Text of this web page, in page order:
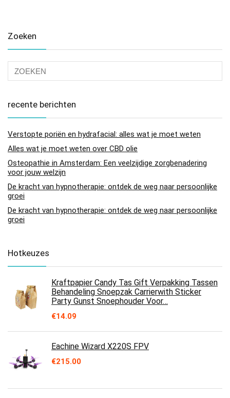
Zoeken
recente berichten
Verstopte poriën en hydrafacial: alles wat je moet weten
Alles wat je moet weten over CBD olie
Osteopathie in Amsterdam: Een veelzijdige zorgbenadering
voor jouw welzijn
De kracht van hypnotherapie: ontdek de weg naar persoonlijke
groei
De kracht van hypnotherapie: ontdek de weg naar persoonlijke
groei
Hotkeuzes
Kraftpapier Candy Tas Gift Verpakking Tassen
Behandeling Snoepzak Carrierwith Sticker
Party Gunst Snoephouder Voor…
€14.09
Eachine Wizard X220S FPV
€215.00